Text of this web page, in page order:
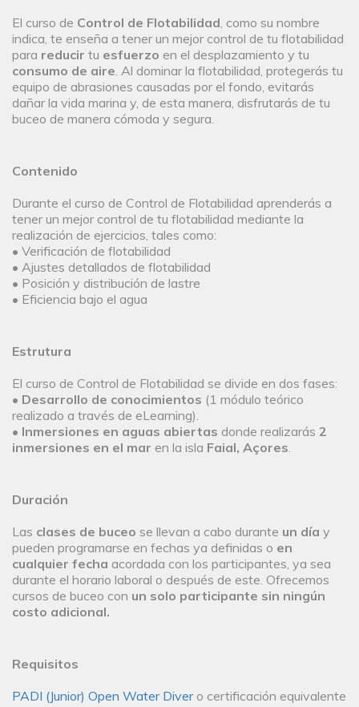
El curso de Control de Flotabilidad, como su nombre
indica, te enseña a tener un mejor control de tu flotabilidad
para reducir tu esfuerzo en el desplazamiento y tu
consumo de aire. Al dominar la flotabilidad, protegerás tu
equipo de abrasiones causadas por el fondo, evitarás
dañar la vida marina y, de esta manera, disfrutarás de tu
buceo de manera cómoda y segura.
Contenido
Durante el curso de Control de Flotabilidad aprenderás a
tener un mejor control de tu flotabilidad mediante la
realización de ejercicios, tales como:
• Verificación de flotabilidad
• Ajustes detallados de flotabilidad
• Posición y distribución de lastre
• Eficiencia bajo el agua
Estrutura
El curso de Control de Flotabilidad se divide en dos fases:
• Desarrollo de conocimientos (1 módulo teórico
realizado a través de eLearning).
• Inmersiones en aguas abiertas donde realizarás 2
inmersiones en el mar en la isla Faial, Açores.
Duración
Las clases de buceo se llevan a cabo durante un día y
pueden programarse en fechas ya definidas o en
cualquier fecha acordada con los participantes, ya sea
durante el horario laboral o después de este. Ofrecemos
cursos de buceo con un solo participante sin ningún
costo adicional.
Requisitos
PADI (Junior) Open Water Divero certificación equivalente